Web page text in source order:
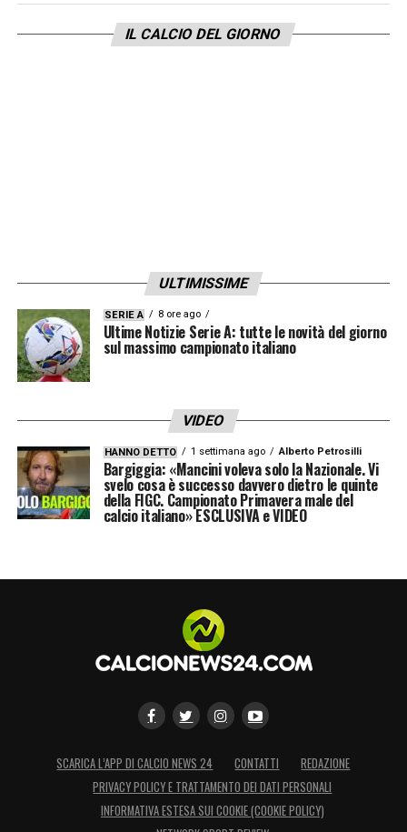
IL CALCIO DEL GIORNO
ULTIMISSIME
SERIE A 8 ore ago
Ultime Notizie Serie A: tutte le novità del giorno
sul massimo campionato italiano
VIDEO
HANNO DETTO 1 settimana ago Alberto Petrosilli
Bargiggia: «Mancini voleva solo la Nazionale. Vi
svelo cosa è successo davvero dietro le quinte
della FIGC. Campionato Primavera male del
calcio italiano» ESCLUSIVA e VIDEO
SCARICA L’APP DI CALCIO NEWS 24 CONTATTI
REDAZIONE
PRIVACY POLICY E TRATTAMENTO DEI DATI PERSONALI
INFORMATIVA ESTESA SUI COOKIE (COOKIE POLICY)